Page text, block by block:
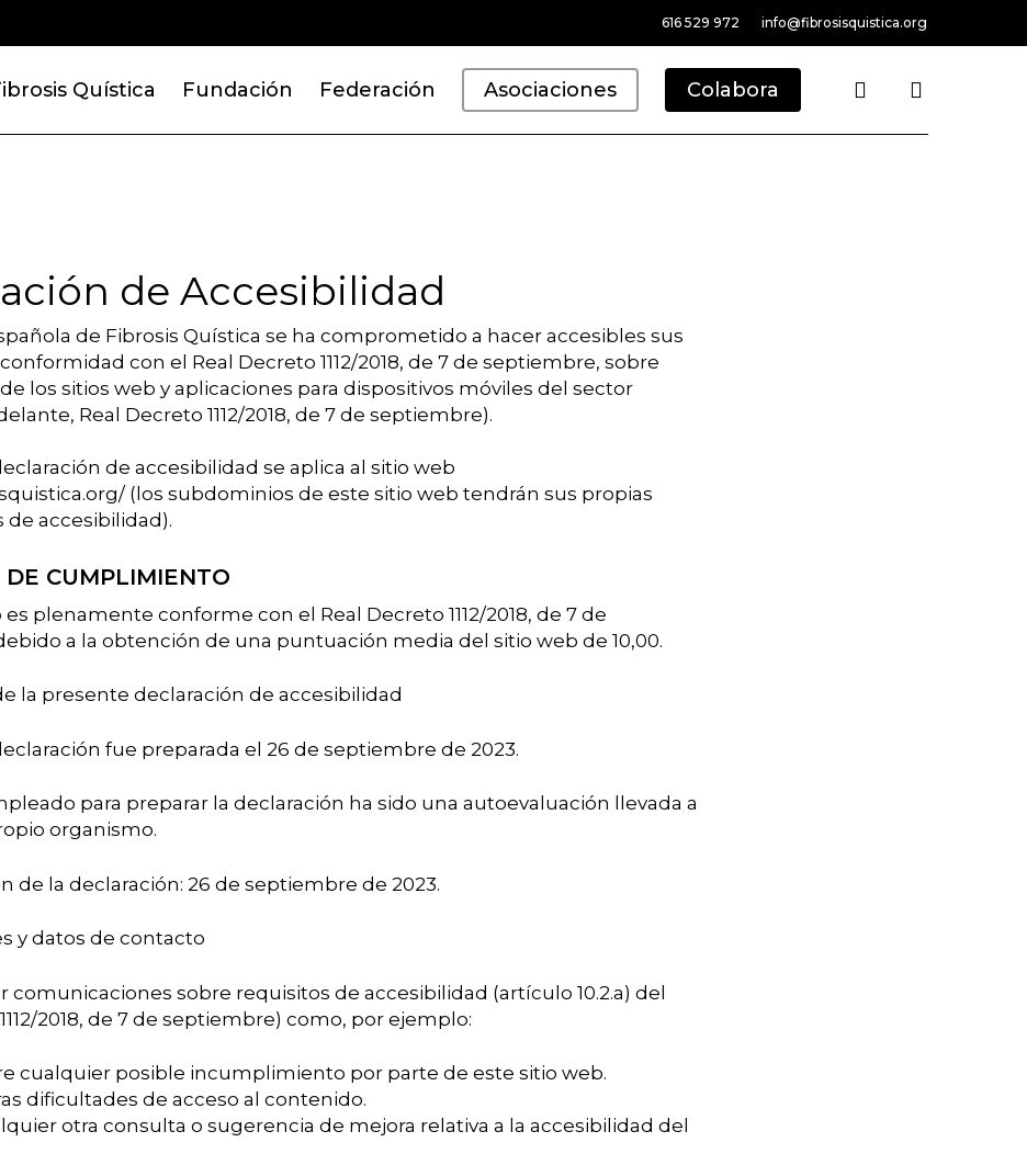
616 529 972 info@fibrosisquistica.org
Quística Fundación Federación Asociaciones Colabora search
de Accesibilidad
de Fibrosis Quística se ha comprometido a hacer accesibles sus
con el Real Decreto 1112/2018, de 7 de septiembre, sobre
los sitios web y aplicaciones para dispositivos móviles del sector
Real Decreto 1112/2018, de 7 de septiembre).
de accesibilidad se aplica al sitio web
(los subdominios de este sitio web tendrán sus propias
de accesibilidad).
DE CUMPLIMIENTO
plenamente conforme con el Real Decreto 1112/2018, de 7 de
a la obtención de una puntuación media del sitio web de 10,00.
la presente declaración de accesibilidad
fue preparada el 26 de septiembre de 2023.
para preparar la declaración ha sido una autoevaluación llevada a
organismo.
de la declaración: 26 de septiembre de 2023.
y datos de contacto
comunicaciones sobre requisitos de accesibilidad (artículo 10.2.a) del
2018, de 7 de septiembre) como, por ejemplo:
cualquier posible incumplimiento por parte de este sitio web.
dificultades de acceso al contenido.
otra consulta o sugerencia de mejora relativa a la accesibilidad del